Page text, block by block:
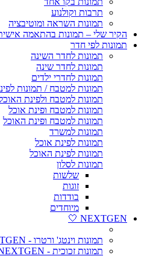
תרבות וקולנוע
תמונות השראה ומוטיבציה
הקיר שלי – תמונות בהתאמה
תמונות לפי חדר
תמונות לחדר השינה
תמונות לחדר שינה
תמונות לחדרי ילדים
תמונות למטבח / תמונות
תמונות למטבח ולפינת
תמונות למטבח ופינת אוכל
תמונות למטבח ופינת האוכל
תמונות למשרד
תמונות לפינת אוכל
תמונות לפינת האוכל
תמונות לסלון
שלשות
זוגות
בודדות
מיוחדים
NEXTGEN 🤍
תמונות וינטג' ורטרו - NEXTGEN
תמונות זכוכית - NEXTGEN